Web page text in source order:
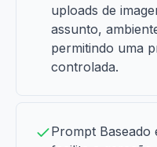
uploads de
assunto,
permitindo uma
controlada.
Prompt Baseado